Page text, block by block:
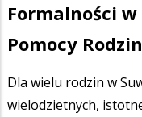
Formalności
Pomocy
Dla wielu rodzin w
wielodzietnych,